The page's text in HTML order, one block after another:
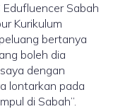
Edufluencer Sabah
Kurikulum
bertanya
boleh dia
dengan
lontarkan pada
di Sabah”.